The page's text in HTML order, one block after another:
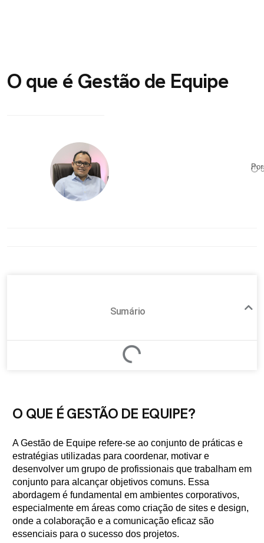
O que é Gestão de Equipe
⏱
Sumário
O QUE É GESTÃO DE EQUIPE?
A Gestão de Equipe refere-se ao conjunto de práticas e
estratégias utilizadas para coordenar, motivar e
desenvolver um grupo de profissionais que trabalham em
conjunto para alcançar objetivos comuns. Essa
abordagem é fundamental em ambientes corporativos,
especialmente em áreas como criação de sites e design,
onde a colaboração e a comunicação eficaz são
essenciais para o sucesso dos projetos.